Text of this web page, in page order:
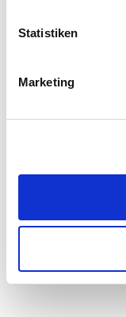
Statistiken
Marketing